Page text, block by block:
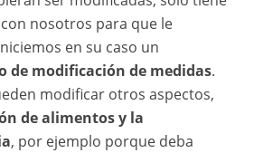
nosotros para que le
en su caso un
de modificación de medidas.
modificar otros aspectos,
de alimentos y la
, por ejemplo porque deba